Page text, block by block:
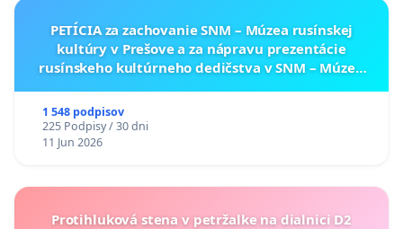
PETÍCIA za zachovanie SNM – Múzea rusínskej
kultúry v Prešove a za nápravu prezentácie
rusínskeho kultúrneho dedičstva v SNM – Múzeu
1 548 podpisov
225 Podpisy / 30 dni
11 Jun 2026
Protihluková stena v petržalke na dialnici D2